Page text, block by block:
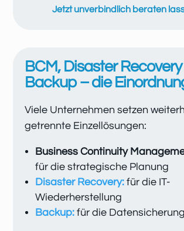
Jetzt unverbindlich beraten
BCM, Disaster Recovery
Backup – die
Viele Unternehmen setzen
getrennte Einzellösungen:
Business Continuity
für die strategische Planung
Disaster Recovery: für die IT-
Wiederherstellung
Backup: für die Datensicherung